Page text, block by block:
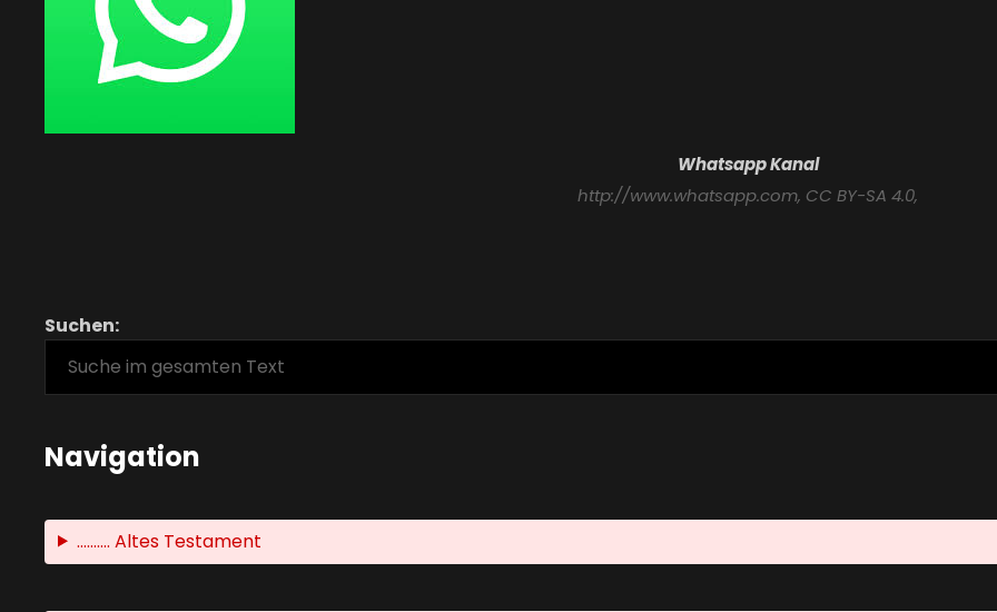
Whatsapp Kanal
http://www.whatsapp.com, CC BY-SA 4.0,
Suchen:
Navigation
.......... Altes Testament